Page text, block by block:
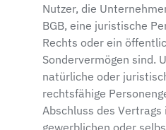
Nutzer, die
BGB, eine juristische
Rechts oder ein
Sondervermögen sind.
natürliche oder
rechtsfähige
Abschluss des Vertrags